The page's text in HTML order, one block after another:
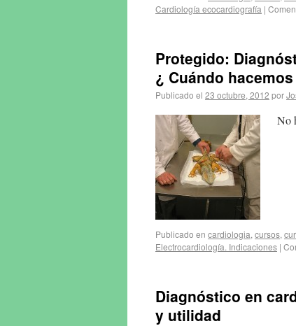
Cardiología ecocardiografía |
Protegido:
¿ Cuándo
Publicado el 23 octubre, 2012 por
No
Publicado en cardiologia, cursos,
Electrocardiología. Indicaciones |
Diagnóstico en
y utilidad